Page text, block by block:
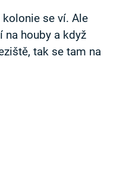
kolonie se ví. Ale
na houby a když
tak se tam na